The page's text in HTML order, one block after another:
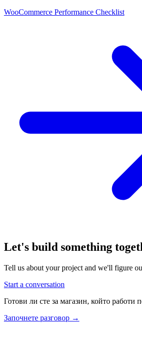
WooCommerce Performance Checklist
Let's build something
Tell us about your project and we'll figure
Start a conversation
Готови ли сте за магазин, който работи
Започнете разговор →